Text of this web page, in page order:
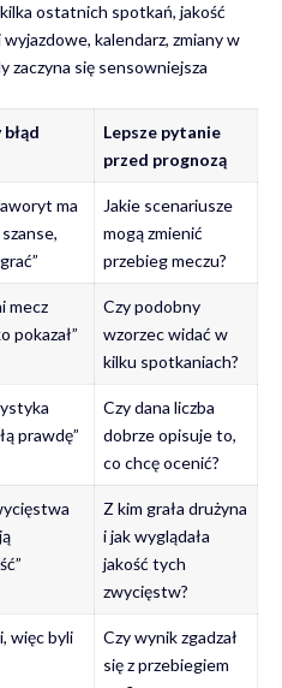
ostatnich spotkań, jakość
kalendarz, zmiany w
zaczyna się sensowniejsza
Lepsze pytanie
przed prognozą
ma
Jakie scenariusze
mogą zmienić
przebieg meczu?
mecz
pokazał”
Czy podobny
wzorzec widać w
kilku spotkaniach?
prawdę”
Czy dana liczba
dobrze opisuje to,
co chcę ocenić?
Z kim grała drużyna
i jak wyglądała
jakość tych
zwycięstw?
więc byli
Czy wynik zgadzał
się z przebiegiem